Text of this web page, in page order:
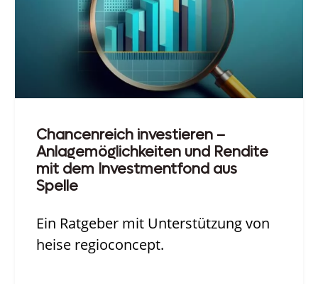
Chancenreich investieren –
Anlagemöglichkeiten und Rendite
mit dem Investmentfond aus
Spelle
Ein Ratgeber mit Unterstützung von
heise regioconcept.